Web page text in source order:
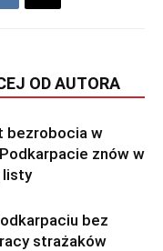
OD AUTORA
bezrobocia w
znów w
listy
bez
strażaków